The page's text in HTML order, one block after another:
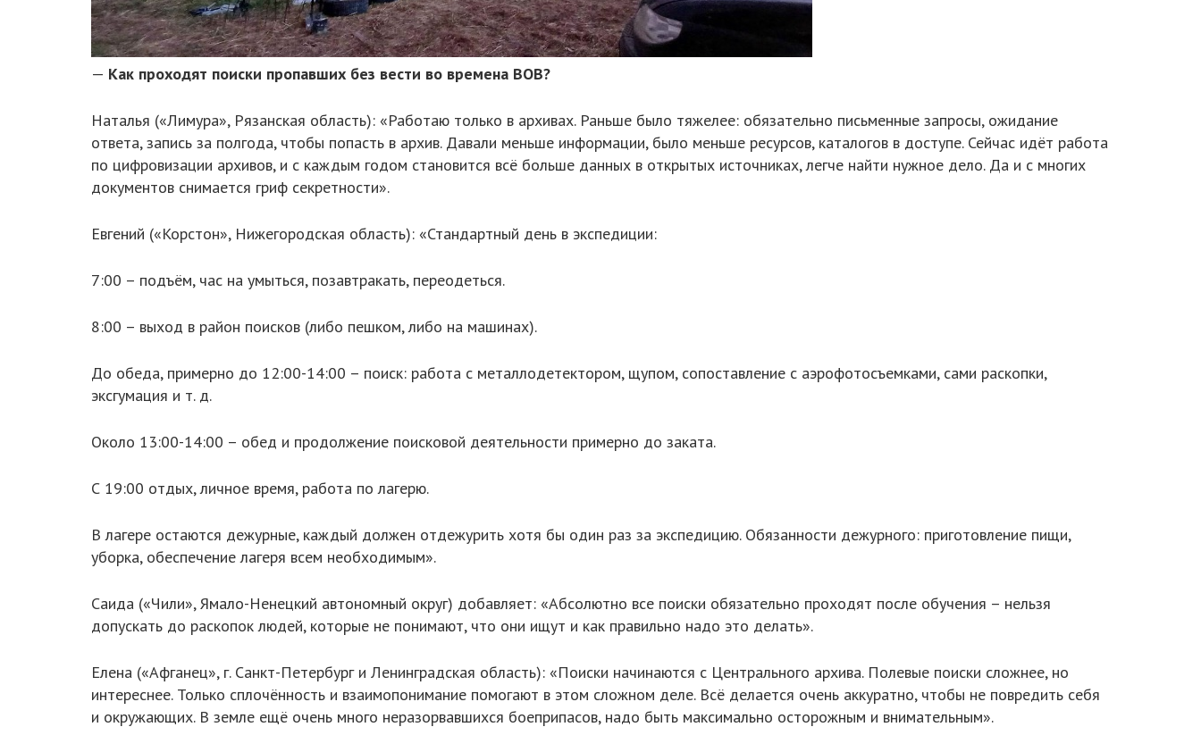
— Как проходят поиски пропавших без вести во времена ВОВ?
Наталья («Лимура», Рязанская область): «Работаю только в архивах. Раньше было тяжелее: обязательно письменные запросы, ожидание
ответа, запись за полгода, чтобы попасть в архив. Давали меньше информации, было меньше ресурсов, каталогов в доступе. Сейчас идёт работа
по цифровизации архивов, и с каждым годом становится всё больше данных в открытых источниках, легче найти нужное дело. Да и с многих
документов снимается гриф секретности».
Евгений («Корстон», Нижегородская область): «Стандартный день в экспедиции:
7:00 – подъём, час на умыться, позавтракать, переодеться.
8:00 – выход в район поисков (либо пешком, либо на машинах).
До обеда, примерно до 12:00-14:00 – поиск: работа с металлодетектором, щупом, сопоставление с аэрофотосъемками, сами раскопки,
эксгумация и т. д.
Около 13:00-14:00 – обед и продолжение поисковой деятельности примерно до заката.
С 19:00 отдых, личное время, работа по лагерю.
В лагере остаются дежурные, каждый должен отдежурить хотя бы один раз за экспедицию. Обязанности дежурного: приготовление пищи,
уборка, обеспечение лагеря всем необходимым».
Саида («Чили», Ямало-Ненецкий автономный округ) добавляет: «Абсолютно все поиски обязательно проходят после обучения – нельзя
допускать до раскопок людей, которые не понимают, что они ищут и как правильно надо это делать».
Елена («Афганец», г. Санкт-Петербург и Ленинградская область): «Поиски начинаются с Центрального архива. Полевые поиски сложнее, но
интереснее. Только сплочённость и взаимопонимание помогают в этом сложном деле. Всё делается очень аккуратно, чтобы не повредить себя
и окружающих. В земле ещё очень много неразорвавшихся боеприпасов, надо быть максимально осторожным и внимательным».